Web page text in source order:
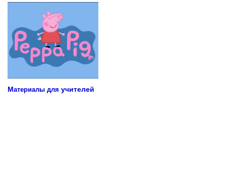
Материалы для учителей